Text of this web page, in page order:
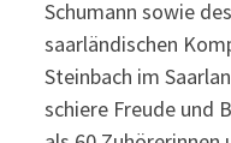
Schumann sowie
saarländischen
Steinbach im
schiere Freude und